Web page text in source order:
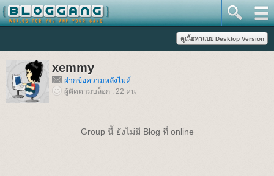
xemmy
ฝากข้อความหลังไมค์
ผู้ติดตามบล็อก : 22 คน
Group นี้ ยังไม่มี Blog ที่ online